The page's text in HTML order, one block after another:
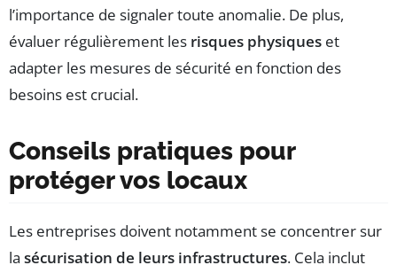
l’importance de signaler toute anomalie. De plus,
évaluer régulièrement les risques physiques et
adapter les mesures de sécurité en fonction des
besoins est crucial.
Conseils pratiques pour
protéger vos locaux
Les entreprises doivent notamment se concentrer sur
la sécurisation de leurs infrastructures. Cela inclut